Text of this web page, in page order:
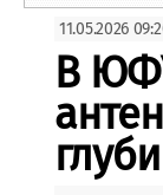
Судостроение
Пульс
Новости
Репутация
Работа
Крюинг
11.05.2026
В